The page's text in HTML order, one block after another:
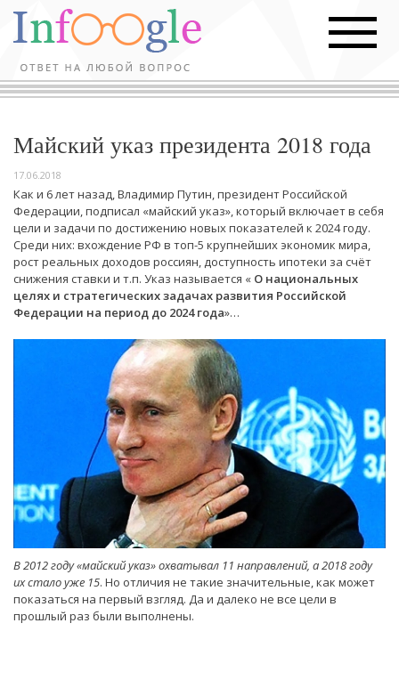
Майский указ президента 2018 года
17.06.2018
Как и 6 лет назад, Владимир Путин, президент Российской
Федерации, подписал «майский указ», который включает в себя
цели и задачи по достижению новых показателей к 2024 году.
Среди них: вхождение РФ в топ-5 крупнейших экономик мира,
рост реальных доходов россиян, доступность ипотеки за счёт
снижения ставки и т.п. Указ называется « О национальных
целях и стратегических задачах развития Российской
Федерации на период до 2024 года»…
В 2012 году «майский указ» охватывал 11 направлений, а 2018 году
их стало уже 15. Но отличия не такие значительные, как может
показаться на первый взгляд. Да и далеко не все цели в
прошлый раз были выполнены.